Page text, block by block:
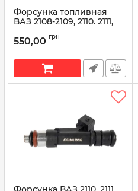
Форсунка топливная
ВАЗ 2108-2109, 2110. 2111,
АвтоТрейд)
Артикул: 0280158502
550,00 грн